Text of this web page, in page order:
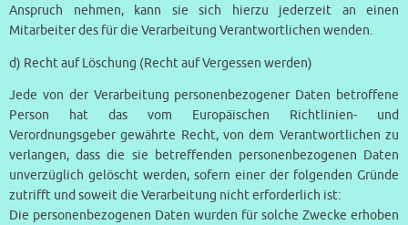
Anspruch nehmen, kann sie sich hierzu jederzeit an einen
Mitarbeiter des für die Verarbeitung Verantwortlichen wenden.
d) Recht auf Löschung (Recht auf Vergessen werden)
Jede von der Verarbeitung personenbezogener Daten betroffene
Person hat das vom Europäischen Richtlinien- und
Verordnungsgeber gewährte Recht, von dem Verantwortlichen zu
verlangen, dass die sie betreffenden personenbezogenen Daten
unverzüglich gelöscht werden, sofern einer der folgenden Gründe
zutrifft und soweit die Verarbeitung nicht erforderlich ist:
Die personenbezogenen Daten wurden für solche Zwecke erhoben